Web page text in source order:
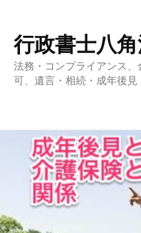
コ
ン
テ
へ
行政書士八
法務・コンプライアンス
可、遺言・相続・成年後見